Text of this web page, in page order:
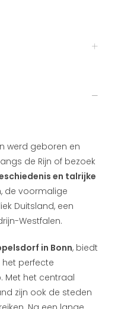
werd geboren en
de Rijn of bezoek
en talrijke
de voormalige
Duitsland, een
Westfalen.
in Bonn, biedt
het perfecte
Met het centraal
zijn ook de steden